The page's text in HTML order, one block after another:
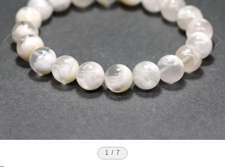
1 / 7